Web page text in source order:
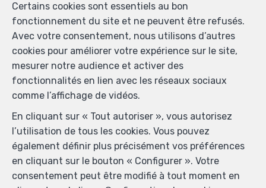
*Champs obligatoires
J'accepte de recevoir des informations par email de
l’agence.
J'accepte de recevoir des SMS de notification.
En envoyant ma demande de contact, je déclare
accepter que mes données complétées dans ce
formulaire soient utilisées pour les buts mentionnés ci-
dessus par Wikimo ; et ce, en accord avec lacharte de
Certains cookies sont essentiels au bon
fonctionnement du site et ne peuvent être refusés.
Avec votre consentement, nous utilisons d’autres
cookies pour améliorer votre expérience sur le site,
mesurer notre audience et activer des
fonctionnalités en lien avec les réseaux sociaux
comme l’affichage de vidéos.
En cliquant sur « Tout autoriser », vous autorisez
l’utilisation de tous les cookies. Vous pouvez
également définir plus précisément vos préférences
en cliquant sur le bouton « Configurer ». Votre
consentement peut être modifié à tout moment en